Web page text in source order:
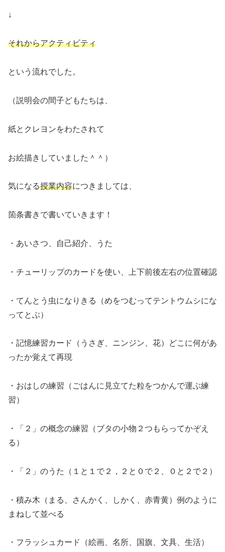
↓
それからアクティビティ
という流れでした。
（説明会の間子どもたちは、
紙とクレヨンをわたされて
お絵描きしていました＾＾）
気になる授業内容につきましては、
箇条書きで書いていきます！
・あいさつ、自己紹介、うた
・チューリップのカードを使い、上下前後左右の位置確認
・てんとう虫になりきる（めをつむってテントウムシにな
ってとぶ）
・記憶練習カード（うさぎ、ニンジン、花）どこに何があ
ったか覚えて再現
・おはしの練習（ごはんに見立てた粒をつかんで運ぶ練
習）
・「２」の概念の練習（ブタの小物２つもらってかぞえ
る）
・「２」のうた（１と１で２，２と０で２、０と２で２）
・積み木（まる、さんかく、しかく、赤青黄）例のように
まねして並べる
・フラッシュカード（絵画、名所、国旗、文具、生活）